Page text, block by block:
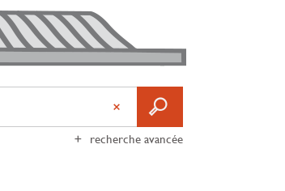
recherche avancée